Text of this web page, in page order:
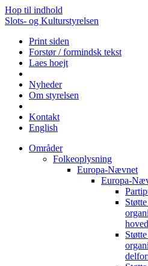
Hop til indhold
Slots- og Kulturstyrelsen
Print siden
Forstør / formindsk tekst
Laes hoejt
Nyheder
Om styrelsen
Kontakt
English
Områder
Folkeoplysning
Europa-Nævnet
Europa-